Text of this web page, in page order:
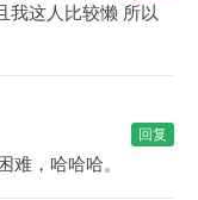
我这人比较懒 所以
回复
难，哈哈哈。